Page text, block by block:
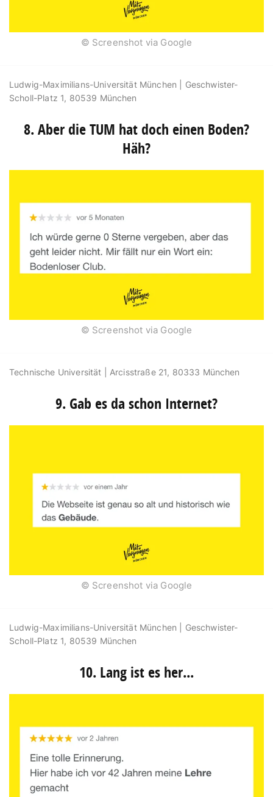
© Screenshot via Google
Ludwig-Maximilians-Universität München | Geschwister-
Scholl-Platz 1, 80539 München
8. Aber die TUM hat doch einen Boden?
Häh?
© Screenshot via Google
Technische Universität | Arcisstraße 21, 80333 München
9. Gab es da schon Internet?
© Screenshot via Google
Ludwig-Maximilians-Universität München | Geschwister-
Scholl-Platz 1, 80539 München
10. Lang ist es her...